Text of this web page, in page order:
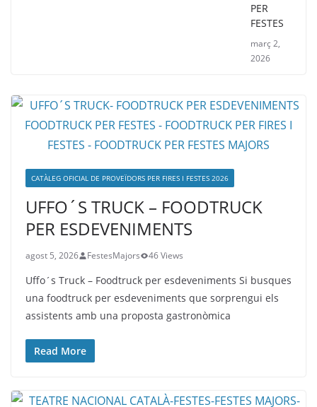
PER
FESTES
març 2,
2026
CATÀLEG OFICIAL DE PROVEÏDORS PER FIRES I FESTES 2026
UFFO´S TRUCK – FOODTRUCK
PER ESDEVENIMENTS
agost 5, 2026 FestesMajors 46 Views
Uffo´s Truck – Foodtruck per esdeveniments Si busques
una foodtruck per esdeveniments que sorprengui els
assistents amb una proposta gastronòmica
Read More